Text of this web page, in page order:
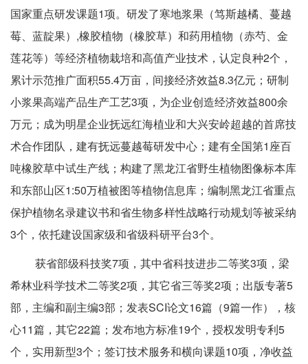
国家重点研发课题1项。研发了寒地浆果（笃斯越橘、蔓越
莓、蓝靛果）,橡胶植物（橡胶草）和药用植物（赤芍、金
莲花等）等经济植物栽培和高值产业技术，认定良种2个，
累计示范推广面积55.4万亩，间接经济效益8.3亿元；研制
小浆果高端产品生产工艺3项，为企业创造经济效益800余
万元；成为明星企业抚远红海植业和大兴安岭超越的首席技
术合作团队，建有抚远蔓越莓研发中心；建有全国第1座百
吨橡胶草中试生产线；构建了黑龙江省野生植物图像标本库
和东部山区1:50万植被图等植物信息库；编制黑龙江省重点
保护植物名录建议书和省生物多样性战略行动规划等被采纳
3个，依托建设国家级和省级科研平台3个。
获省部级科技奖7项，其中省科技进步二等奖3项，梁
希林业科学技术二等奖2项，其它省三等奖2项；出版专著5
部，主编和副主编3部；发表SCI论文16篇（9篇一作），核
心11篇，其它22篇；发布地方标准19个，授权发明专利5
个，实用新型3个；签订技术服务和横向课题10项，净收益